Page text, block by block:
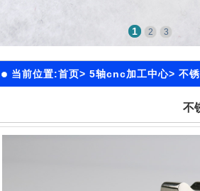
1 2 3
当前位置:首页> 5轴cnc加工中心> 不
不